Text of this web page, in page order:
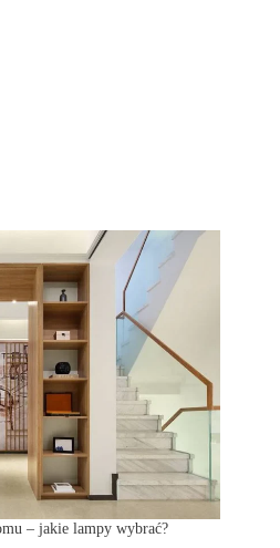
– jakie lampy wybrać?